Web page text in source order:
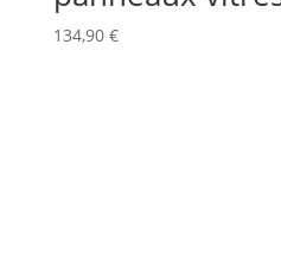
134,90 €